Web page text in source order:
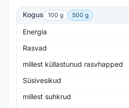
Kogus 100 g 500 g
Energia
Rasvad
millest küllastunud rasvhapped
Süsivesikud
millest suhkrud